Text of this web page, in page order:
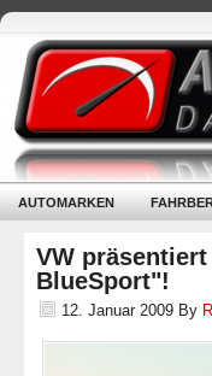
AUTOMARKEN
VW
BlueSport"!
12. Januar 2009 By